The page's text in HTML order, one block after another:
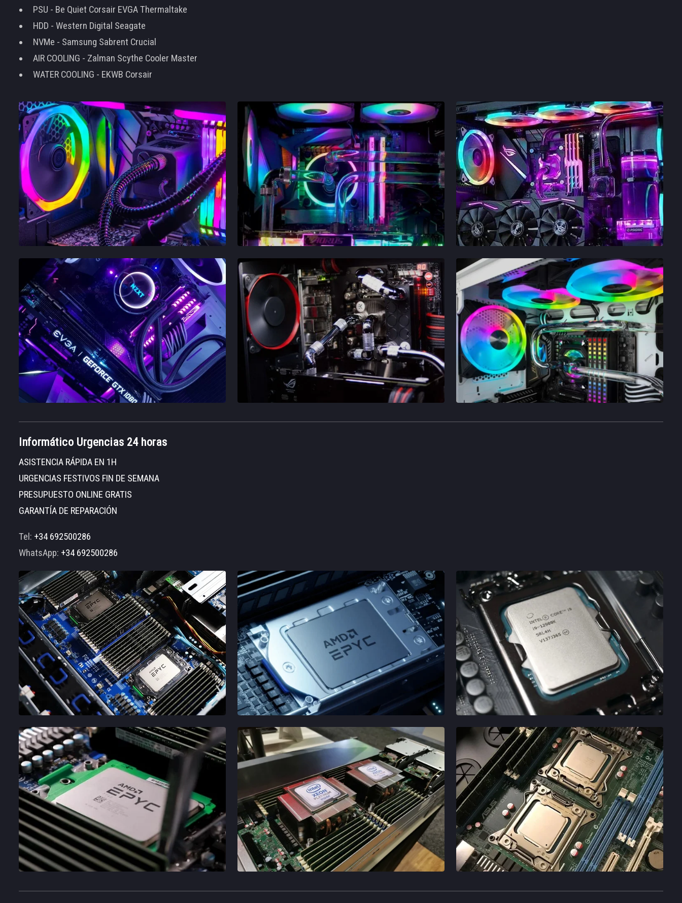
PSU - Be Quiet Corsair EVGA Thermaltake
HDD - Western Digital Seagate
NVMe - Samsung Sabrent Crucial
AIR COOLING - Zalman Scythe Cooler Master
WATER COOLING - EKWB Corsair
Informático Urgencias 24 horas
ASISTENCIA RÁPIDA EN 1H
URGENCIAS FESTIVOS FIN DE SEMANA
PRESUPUESTO ONLINE GRATIS
GARANTÍA DE REPARACIÓN
Tel: +34 692500286
WhatsApp: +34 692500286